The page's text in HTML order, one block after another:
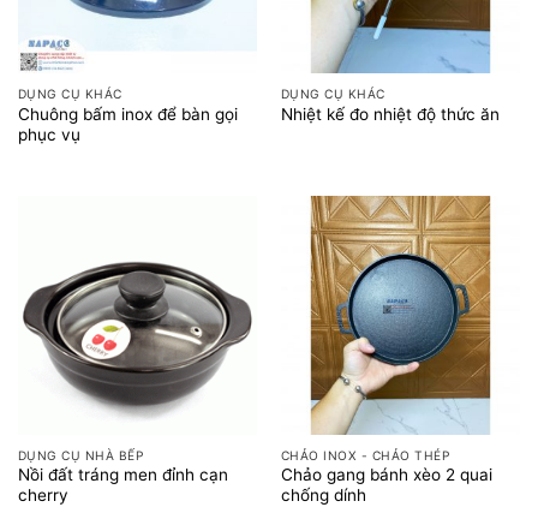
DỤNG CỤ KHÁC
Chuông bấm inox để bàn gọi
phục vụ
DỤNG CỤ KHÁC
Nhiệt kế đo nhiệt độ thức ăn
DỤNG CỤ NHÀ BẾP
Nồi đất tráng men đỉnh cạn
cherry
CHẢO INOX - CHẢO THÉP
Chảo gang bánh xèo 2 quai
chống dính